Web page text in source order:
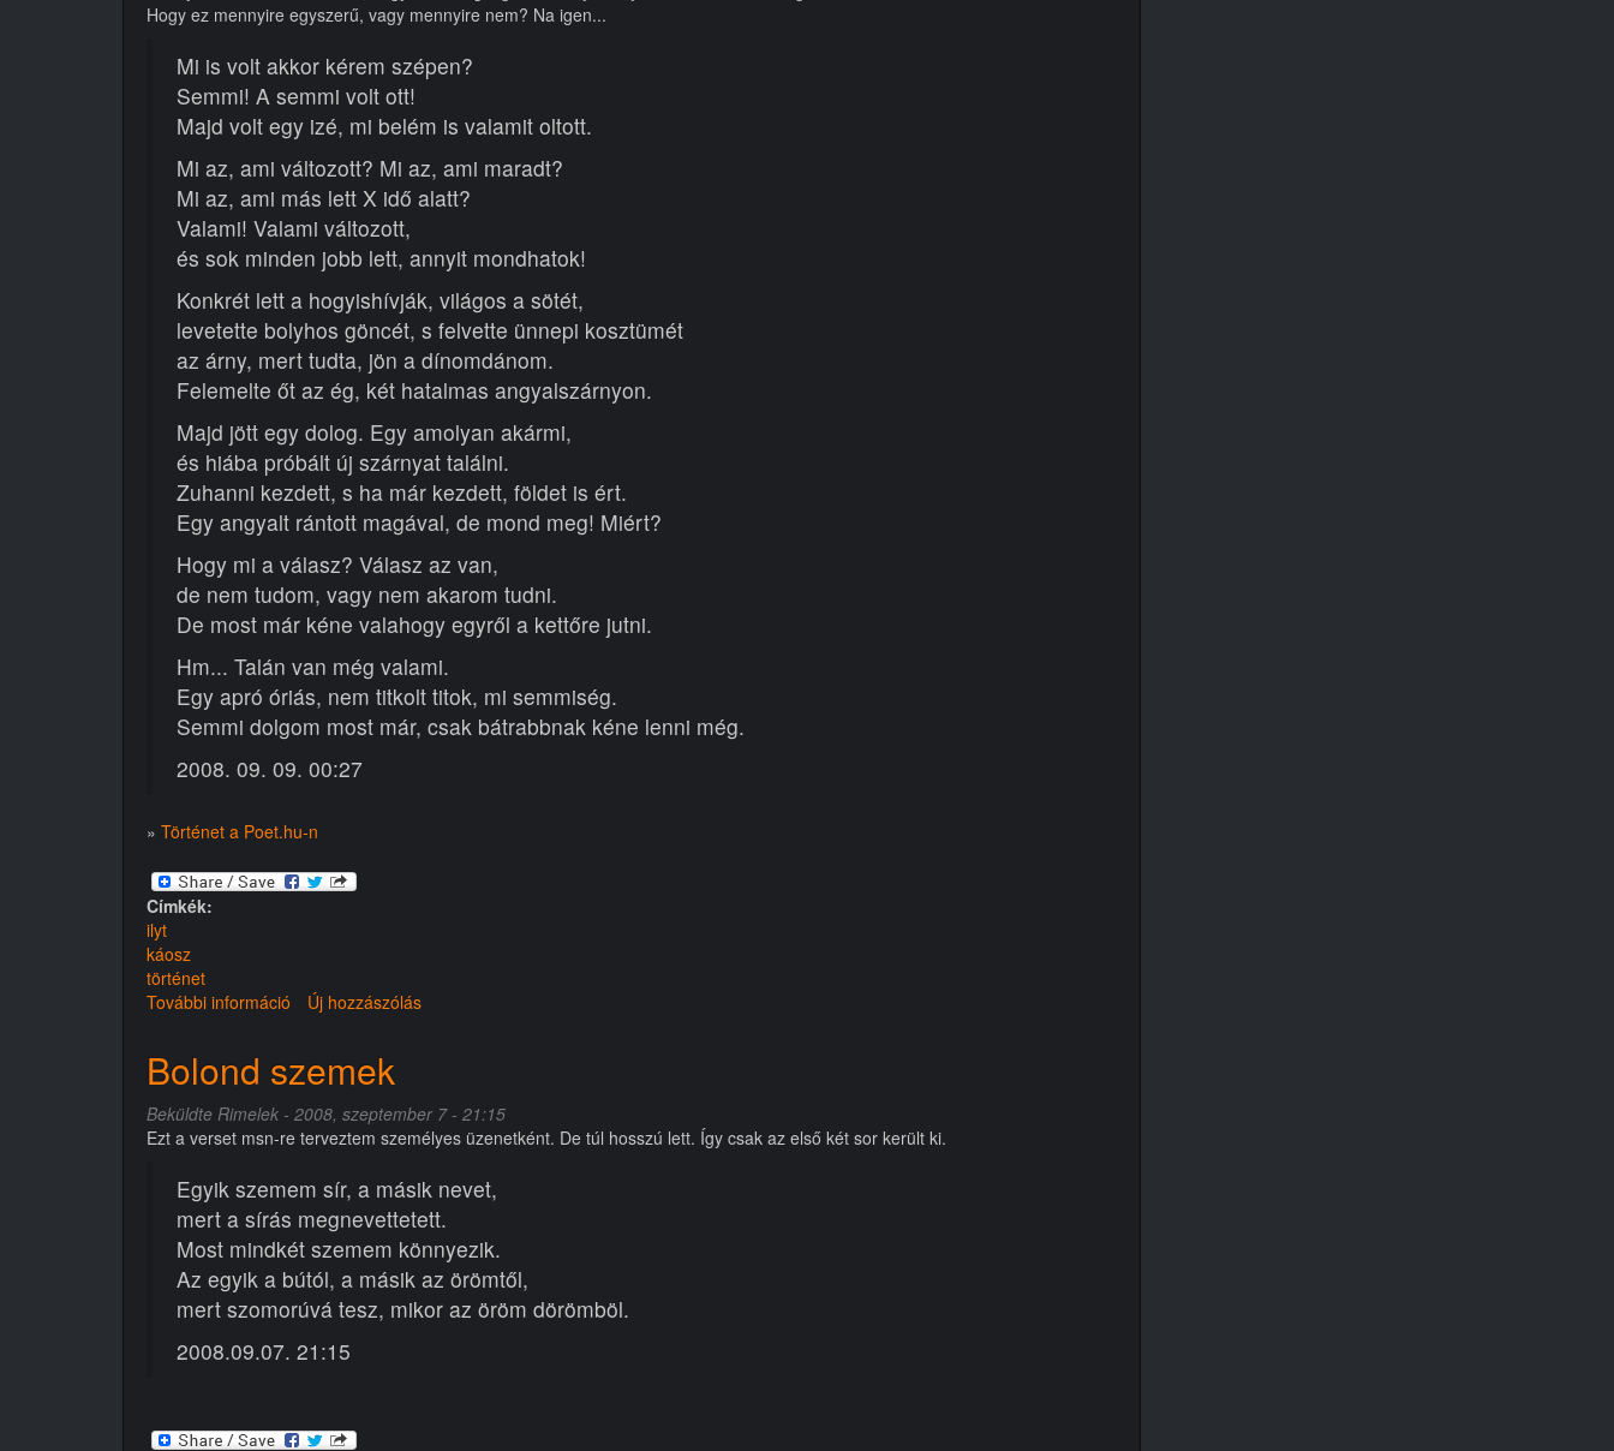
Hogy ez mennyire egyszerű, vagy mennyire nem? Na igen...
Mi is volt akkor kérem szépen?
Semmi! A semmi volt ott!
Majd volt egy izé, mi belém is valamit oltott.
Mi az, ami változott? Mi az, ami maradt?
Mi az, ami más lett X idő alatt?
Valami! Valami változott,
és sok minden jobb lett, annyit mondhatok!
Konkrét lett a hogyishívják, világos a sötét,
levetette bolyhos göncét, s felvette ünnepi kosztümét
az árny, mert tudta, jön a dínomdánom.
Felemelte őt az ég, két hatalmas angyalszárnyon.
Majd jött egy dolog. Egy amolyan akármi,
és hiába próbált új szárnyat találni.
Zuhanni kezdett, s ha már kezdett, földet is ért.
Egy angyalt rántott magával, de mond meg! Miért?
Hogy mi a válasz? Válasz az van,
de nem tudom, vagy nem akarom tudni.
De most már kéne valahogy egyről a kettőre jutni.
Hm... Talán van még valami.
Egy apró óriás, nem titkolt titok, mi semmiség.
Semmi dolgom most már, csak bátrabbnak kéne lenni még.
2008. 09. 09. 00:27
» Történet a Poet.hu-n
Címkék:
ilyt
káosz
történet
További információ Történet
Új hozzászólás
Bolond szemek
Beküldte Rimelek - 2008, szeptember 7 - 21:15
Ezt a verset msn-re terveztem személyes üzenetként. De túl hosszú lett. Így csak az első két sor került ki.
Egyik szemem sír, a másik nevet,
mert a sírás megnevettetett.
Most mindkét szemem könnyezik.
Az egyik a bútól, a másik az örömtől,
mert szomorúvá tesz, mikor az öröm dörömböl.
2008.09.07. 21:15